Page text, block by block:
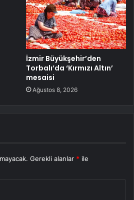
İzmir Büyükşehir’den
Torbalı’da ‘Kırmızı Altın’
mesaisi
Ağustos 8, 2026
Gerekli alanlar * ile